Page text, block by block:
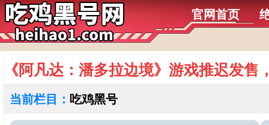
官网首页
《阿凡达：潘多拉边境》游戏推迟发售
当前栏目： 吃鸡黑号